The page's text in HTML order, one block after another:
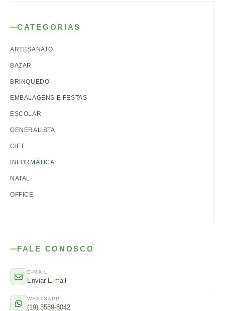
CATEGORIAS
ARTESANATO
BAZAR
BRINQUEDO
EMBALAGENS E FESTAS
ESCOLAR
GENERALISTA
GIFT
INFORMÁTICA
NATAL
OFFICE
FALE CONOSCO
E-MAIL
Enviar E-mail
WHATSAPP
(19) 3589-8042